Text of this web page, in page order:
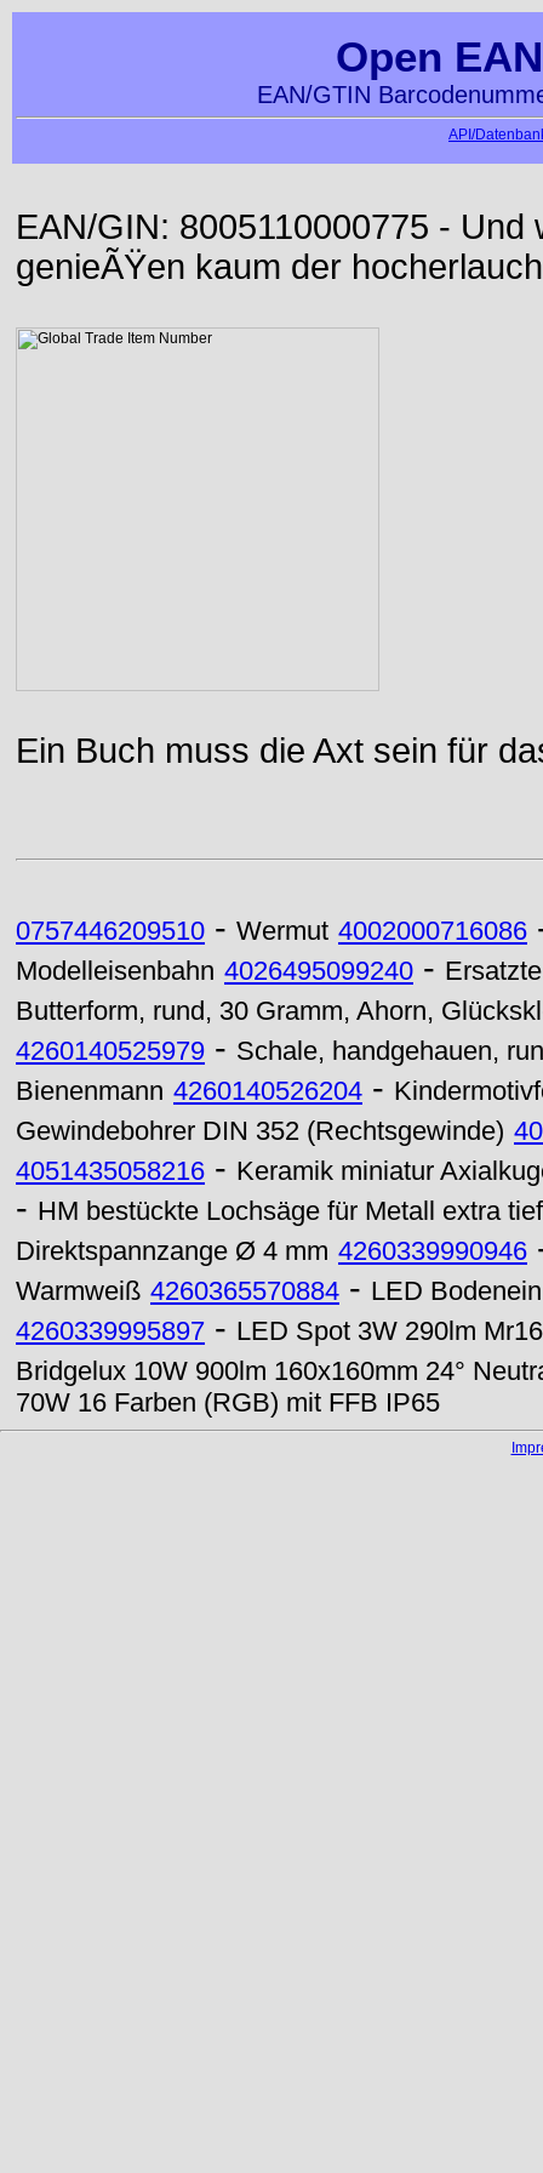
Open
EAN/GTIN
API/
EAN/GIN: 8005110000775 -
genieÃŸen kaum der
Ein Buch muss die Axt sein für
0757446209510 - Wermut 4002000716086
Modelleisenbahn 4026495099240 -
Butterform, rund, 30 Gramm, Ahorn,
4260140525979 - Schale, handgehauen,
Bienenmann 4260140526204 -
Gewindebohrer DIN 352 (Rechtsgewinde)
4051435058216 - Keramik miniatur
- HM bestückte Lochsäge für Metall extra
Direktspannzange Ø 4 mm 4260339990946
Warmweiß 4260365570884 - LED
4260339995897 - LED Spot 3W 290lm
Bridgelux 10W 900lm 160x160mm 24°
70W 16 Farben (RGB) mit FFB IP65